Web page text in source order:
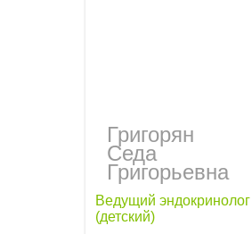
Григорян
Седа
Григорьевна
Ведущий эндокринолог
(детский)